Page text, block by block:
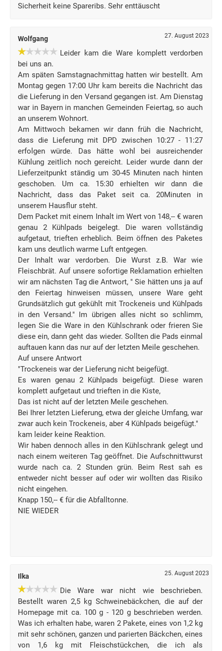
Sicherheit keine Spareribs. Sehr enttäuscht
Wolfgang 27. August 2023
Leider kam die Ware komplett verdorben
bei uns an.
Am späten Samstagnachmittag hatten wir bestellt. Am
Montag gegen 17:00 Uhr kam bereits die Nachricht das
die Lieferung in den Versand gegangen ist. Am Dienstag
war in Bayern in manchen Gemeinden Feiertag, so auch
an unserem Wohnort.
Am Mittwoch bekamen wir dann früh die Nachricht,
dass die Lieferung mit DPD zwischen 10:27 - 11:27
erfolgen würde. Das hätte wohl bei ausreichender
Kühlung zeitlich noch gereicht. Leider wurde dann der
Lieferzeitpunkt ständig um 30-45 Minuten nach hinten
geschoben. Um ca. 15:30 erhielten wir dann die
Nachricht, dass das Paket seit ca. 20Minuten in
unserem Hausflur steht.
Dem Packet mit einem Inhalt im Wert von 148,-- € waren
genau 2 Kühlpads beigelegt. Die waren vollständig
aufgetaut, trieften erheblich. Beim öffnen des Paketes
kam uns deutlich warme Luft entgegen.
Der Inhalt war verdorben. Die Wurst z.B. War wie
Fleischbrät. Auf unsere sofortige Reklamation erhielten
wir am nächsten Tag die Antwort, " Sie hätten uns ja auf
den Feiertag hinweisen müssen, unsere Ware geht
Grundsätzlich gut gekühlt mit Trockeneis und Kühlpads
in den Versand." Im übrigen alles nicht so schlimm,
legen Sie die Ware in den Kühlschrank oder frieren Sie
diese ein, dann geht das wieder. Sollten die Pads einmal
auftauen kann das nur auf der letzten Meile geschehen.
Auf unsere Antwort
"Trockeneis war der Lieferung nicht beigefügt.
Es waren genau 2 Kühlpads beigefügt. Diese waren
komplett aufgetaut und trieften in die Kiste,
Das ist nicht auf der letzten Meile geschehen.
Bei Ihrer letzten Lieferung, etwa der gleiche Umfang, war
zwar auch kein Trockeneis, aber 4 Kühlpads beigefügt."
kam leider keine Reaktion.
Wir haben dennoch alles in den Kühlschrank gelegt und
nach einem weiteren Tag geöffnet. Die Aufschnittwurst
wurde nach ca. 2 Stunden grün. Beim Rest sah es
entweder nicht besser auf oder wir wollten das Risiko
nicht eingehen.
Knapp 150,-- € für die Abfalltonne.
NIE WIEDER
Ilka 25. August 2023
Die Ware war nicht wie beschrieben.
Bestellt waren 2,5 kg Schweinebäckchen, die auf der
Homepage mit ca. 100 g - 120 g beschrieben werden.
Was ich erhalten habe, waren 2 Pakete, eines von 1,2 kg
mit sehr schönen, ganzen und parierten Bäckchen, eines
von 1,6 kg mit Fleischstückchen, die ich als